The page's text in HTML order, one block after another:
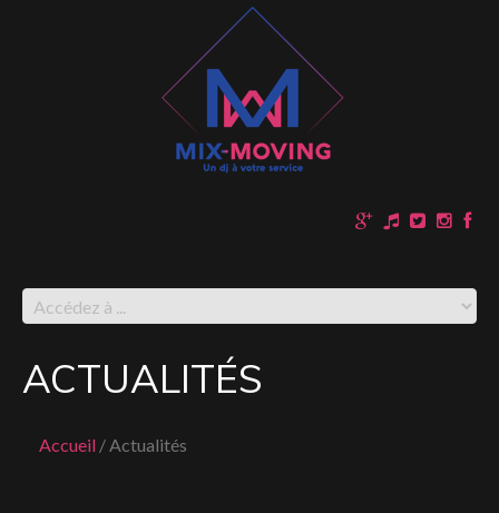
ACTUALITÉS
Accueil Actualités